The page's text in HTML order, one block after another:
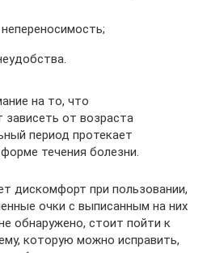
на то, что
от возраста
период протекает
течения болезни.
дискомфорт при пользовании,
очки с выписанным на них
обнаружено, стоит пойти к
которую можно исправить,